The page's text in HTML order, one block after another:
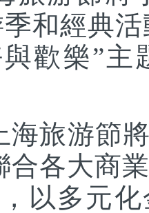
和經典
歡樂”主
游節將
合各大商
以多元